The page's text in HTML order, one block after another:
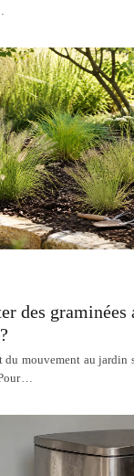
des graminées
du mouvement au jardin